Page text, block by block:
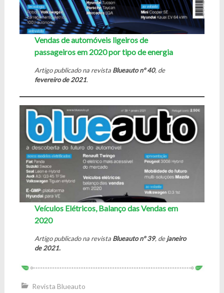
Vendas de automóveis ligeiros de
passageiros em 2020 por tipo de energia
Artigo publicado na revista Blueauto nº 40, de
fevereiro de 2021.
Veículos Elétricos, Balanço das Vendas em
2020
Artigo publicado na revista Blueauto nº 39, dejaneiro
de 2021.
Revista Blueauto